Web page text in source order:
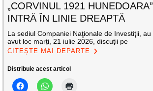
„CORVINUL 1921 HUNEDOARA”
INTRĂ ÎN LINIE DREAPTĂ
La sediul Companiei Naţionale de Investiţii, au
avut loc marți, 21 iulie 2026, discuții pe
CITEȘTE MAI DEPARTE
Distribuie acest articol